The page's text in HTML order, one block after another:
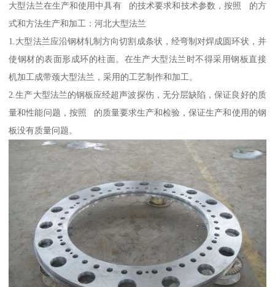
大型法兰在生产和使用中具有 的技术要求和技术参数，按照 的方
式和方法生产和加工：河北大型法兰
1.大型法兰应沿钢材轧制方向切割成条状，经弯制对焊成圆环状，并
使钢材的表面形成环的柱面。在生产大型法兰时不得采用钢板直接
机加工成带颈大型法兰，采用的工艺制作和加工。
2.生产大型法兰的钢板应经超声波探伤，无分层缺陷，保证良好的质
量和性能问题，按照 的质量要求生产和检验，保证生产和使用的钢
板没有质量问题。